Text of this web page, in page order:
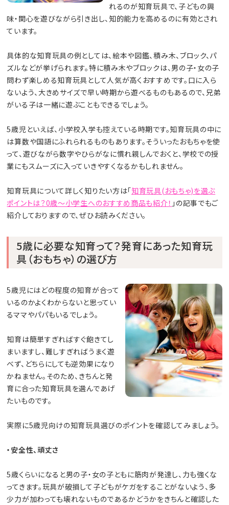
れるのが知育玩具で、子どもの興
味・関心を遊びながら引き出し、知的能力を高めるのに有効とされ
ています。
具体的な知育玩具の例としては、絵本や図鑑、積み木、ブロック、パ
ズルなどが挙げられます。特に積み木やブロックは、男の子・女の子
問わず楽しめる知育玩具として人気が高くおすすめです。口に入ら
ないよう、大きめサイズで早い時期から遊べるものもあるので、兄弟
がいる子は一緒に遊ぶこともできるでしょう。
5歳児といえば、小学校入学も控えている時期です。知育玩具の中に
は算数や国語にふれられるものもあります。そういったおもちゃを使
って、遊びながら数字やひらがなに慣れ親しんでおくと、学校での授
業にもスムーズに入っていきやすくなるかもしれません。
知育玩具について詳しく知りたい方は「知育玩具(おもちゃ)を選ぶ
ポイントは？0歳～小学生へのおすすめ商品も紹介！ 」の記事でもご
紹介しておりますので、ぜひお読みください。
5歳に必要な知育って？発育にあった知育玩
具（おもちゃ）の選び方
5歳児にはどの程度の知育が合って
いるのかよくわからないと思ってい
るママやパパもいるでしょう。
知育は簡単すぎればすぐ飽きてし
まいますし、難しすぎればうまく遊
べず、どちらにしても逆効果になり
かねません。そのため、きちんと発
育に合った知育玩具を選んであげ
たいものです。
実際に5歳児向けの知育玩具選びのポイントを確認してみましょう。
・安全性、頑丈さ
5歳くらいになると男の子・女の子ともに筋肉が発達し、力も強くな
ってきます。玩具が破損して子どもがケガをすることがないよう、多
少力が加わっても壊れないものであるかどうかをきちんと確認した